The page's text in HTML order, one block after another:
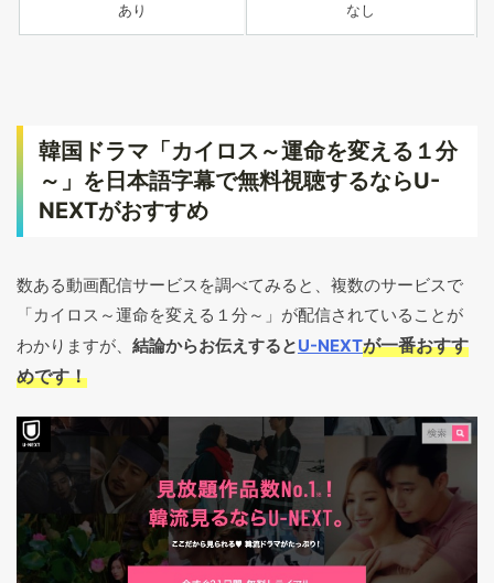
あり なし
韓国ドラマ「カイロス～運命を変える１分
～」を日本語字幕で無料視聴するならU-
NEXTがおすすめ
数ある動画配信サービスを調べてみると、複数のサービスで
「カイロス～運命を変える１分～」が配信されていることが
わかりますが、 結論からお伝えするとU-NEXTが一番おすす
めです！